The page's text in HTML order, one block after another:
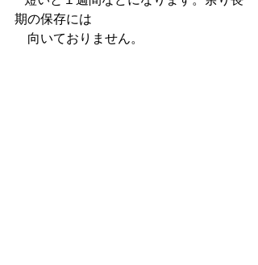
期の保存には
向いておりません。